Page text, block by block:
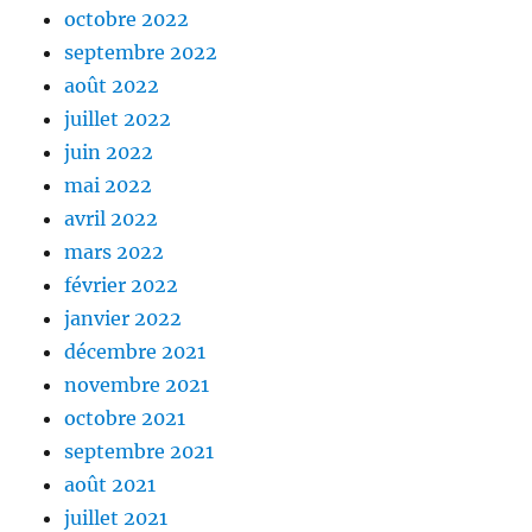
octobre 2022
septembre 2022
août 2022
juillet 2022
juin 2022
mai 2022
avril 2022
mars 2022
février 2022
janvier 2022
décembre 2021
novembre 2021
octobre 2021
septembre 2021
août 2021
juillet 2021